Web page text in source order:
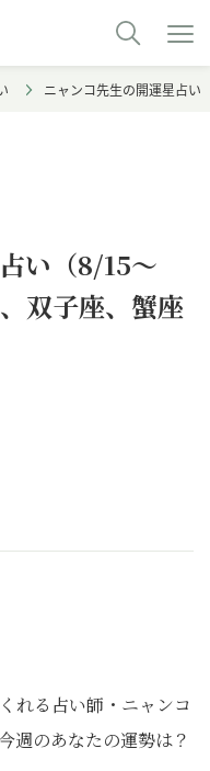
ニャンコ先生の開運星占
い（8/15～
双子座、蟹座
れる占い師・ニャンコ
週のあなたの運勢は？